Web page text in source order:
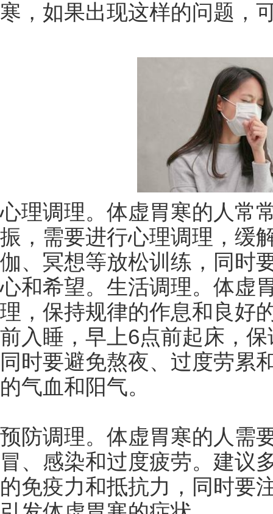
寒，如果出现这样的问题，
心理调理。体虚胃寒的人常
振，需要进行心理调理，缓
伽、冥想等放松训练，同时
心和希望。生活调理。体虚
理，保持规律的作息和良好
前入睡，早上6点前起床，
同时要避免熬夜、过度劳累
的气血和阳气。
预防调理。体虚胃寒的人需
冒、感染和过度疲劳。建议
的免疫力和抵抗力，同时要